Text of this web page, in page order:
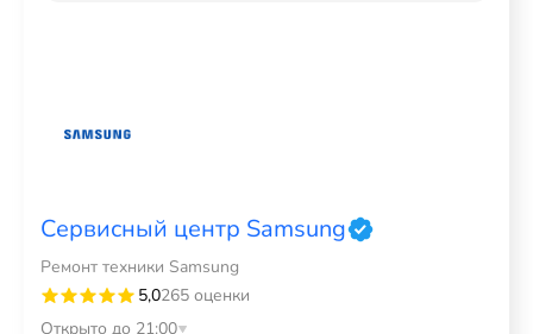
Сервисный центр Samsung
Ремонт техники Samsung
5,0265 оценки
Открыто до 21:00